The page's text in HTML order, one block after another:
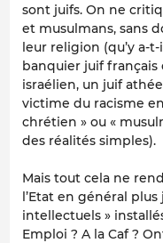
sont juifs. On ne
et musulmans, sans
leur religion (qu’y a-
banquier juif
israélien, un juif
victime du racisme en
chrétien » ou «
des réalités simples).
Mais tout cela ne
l’Etat en général
intellectuels »
Emploi ? A la Caf ?